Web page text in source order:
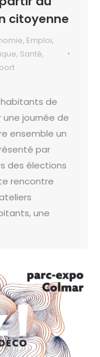
citoyenne
, Emploi,
, Santé,
habitants de
journée de
ensemble un
par
des élections
rencontre
une